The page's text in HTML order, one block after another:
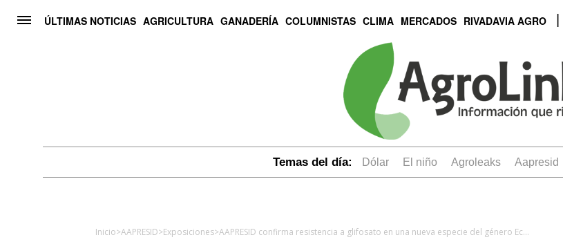
ÚLTIMAS NOTICIAS AGRICULTURA GANADERÍA COLUMNISTAS CLIMA MERCADOS RIVADAVIA AGRO
Temas del día: dólar el niño Agroleaks aapresid
Inicio>AAPRESID>Exposiciones> AAPRESID confirma resistencia a glifosato en una nueva especie del género Echinochloa